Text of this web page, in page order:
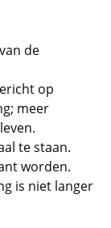
de
op
meer
te staan.
worden.
is niet langer